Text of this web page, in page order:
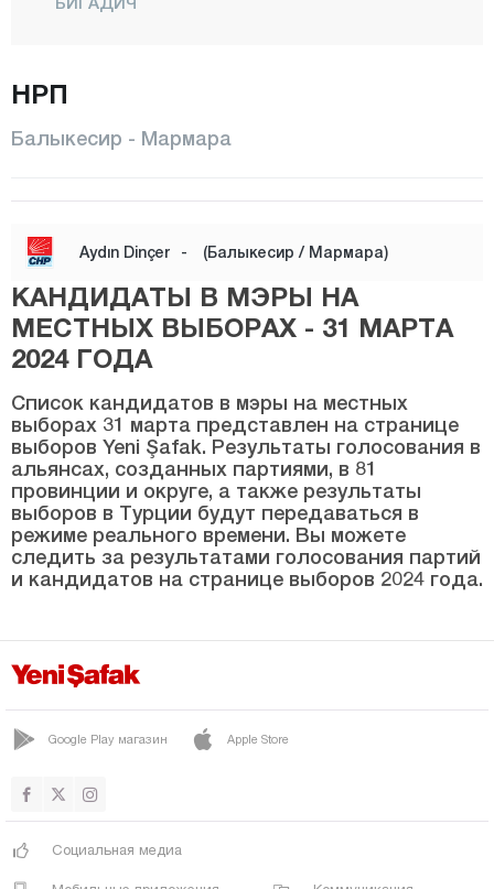
ЭРДЕК
ИВРИНДИ
КАРЕСИ
МАНЯС
МАРМАРА
САВАШТЕПЕ
СЫНДЫРГЫ
СУСУРЛУК
Батман
Байбурт
Биледжик
Бингёль
Битлис
Болу
НРП
Балыкесир - Мармара
Aydın Dinçer - (Балыкесир / Мармара)
КАНДИДАТЫ В МЭРЫ НА
МЕСТНЫХ ВЫБОРАХ - 31 МАРТА
2024 ГОДА
Список кандидатов в мэры на местных
выборах 31 марта представлен на странице
выборов Yeni Şafak. Результаты голосования в
альянсах, созданных партиями, в 81
провинции и округе, а также результаты
выборов в Турции будут передаваться в
режиме реального времени. Вы можете
следить за результатами голосования партий
и кандидатов на странице выборов 2024 года.
Google Play магазин Apple Store
Социальная медиа